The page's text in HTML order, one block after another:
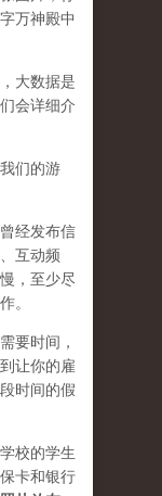
万神殿中
大数据是
会详细介
们的游
经发布信
互动频
，至少尽
。
要时间，
让你的雇
时间的假
校的学生
卡和银行